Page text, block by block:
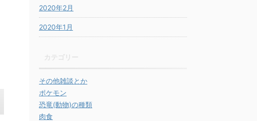
2020年2月
2020年1月
その他雑談とか
ポケモン
恐竜(動物)の種類
肉食